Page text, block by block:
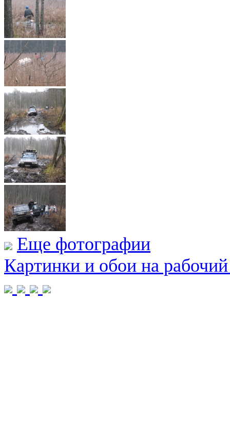
Еще фотографии
Картинки и обои на